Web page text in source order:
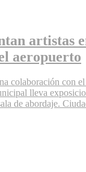
artistas
aeropuerto
colaboración con
lleva
de abordaje.